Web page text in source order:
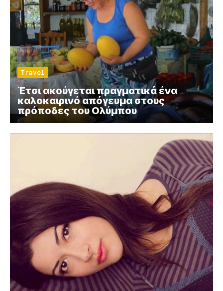
Travel
Έτσι ακούγεται πραγματικά ένα
καλοκαιρινό απόγευμα στους
πρόποδες του Ολύμπου